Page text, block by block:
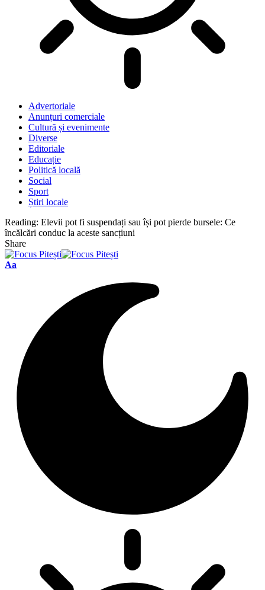
Advertoriale
Anunțuri comerciale
Cultură și evenimente
Diverse
Editoriale
Educație
Politică locală
Social
Sport
Știri locale
Reading: Elevii pot fi suspendați sau își pot pierde bursele: Ce
încălcări conduc la aceste sancțiuni
Share
Font
Aa